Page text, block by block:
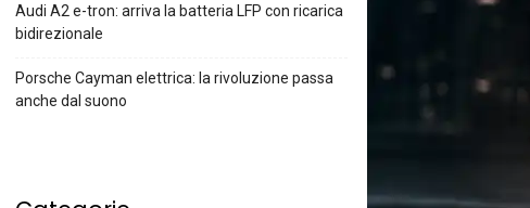
Audi A2 e-tron: arriva la batteria LFP con ricarica
bidirezionale
Porsche Cayman elettrica: la rivoluzione passa
anche dal suono